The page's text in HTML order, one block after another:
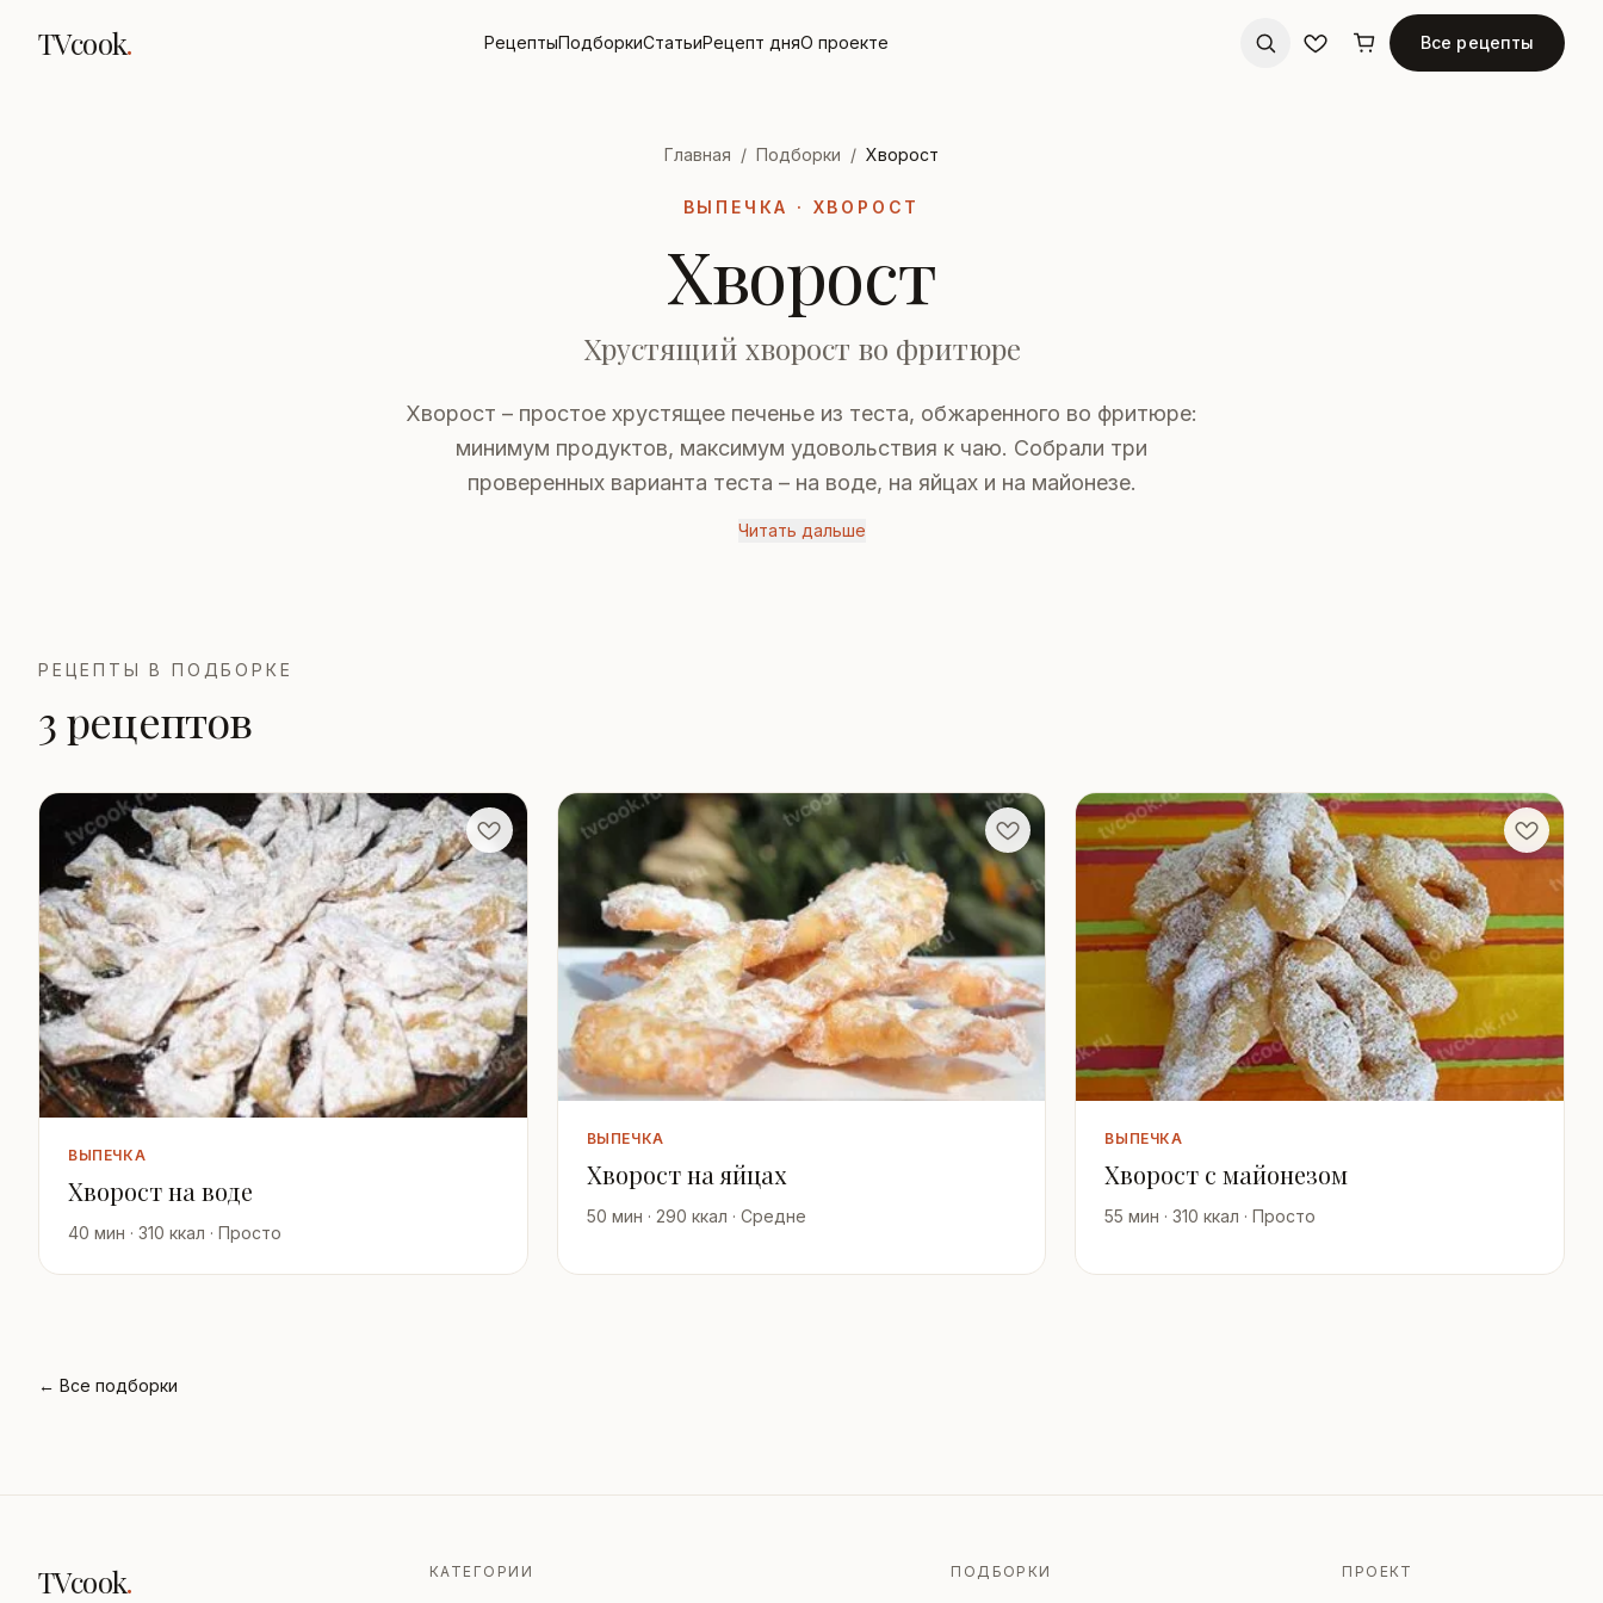
TVcook. РецептыПодборкиСтатьиРецепт дняО проекте Все рецепты
Главная / Подборки / Хворост
ВЫПЕЧКА · ХВОРОСТ
Хворост
Хрустящий хворост во фритюре
Хворост – простое хрустящее печенье из теста, обжаренного во фритюре:
минимум продуктов, максимум удовольствия к чаю. Собрали три
проверенных варианта теста – на воде, на яйцах и на майонезе.
Читать дальше
РЕЦЕПТЫ В ПОДБОРКЕ
3 рецептов
ВЫПЕЧКА
Хворост на воде
40 мин · 310 ккал · Просто
ВЫПЕЧКА
Хворост на яйцах
50 мин · 290 ккал · Средне
ВЫПЕЧКА
Хворост с майонезом
55 мин · 310 ккал · Просто
← Все подборки
TVcook. КАТЕГОРИИ ПОДБОРКИ ПРОЕКТ